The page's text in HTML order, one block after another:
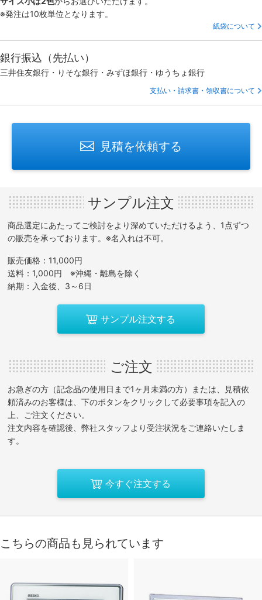
※発注は10枚単位となります。
紙袋について
銀行振込（先払い）
三井住友銀行・りそな銀行・みずほ銀行・ゆうちょ銀行
支払い・請求書・領収書について
見積を依頼する
サンプル注文
商品選定にあたってご検討をより深めていただけるよう、1点ずつ
の販売を承っております。※名入れは不可。
販売価格：11,000円
送料：1,000円 ※沖縄・離島を除く
納期：入金後、3～6日
サンプル注文する
ご注文
お急ぎの方（記念品の使用日まで1ヶ月未満の方）または、見積依
頼済みのお客様は、下のボタンをクリックして必要事項を記入の
上、ご注文ください。
注文内容を確認後、弊社スタッフより受注状況をご連絡いたしま
す。
今すぐ注文する
こちらの商品も見られています